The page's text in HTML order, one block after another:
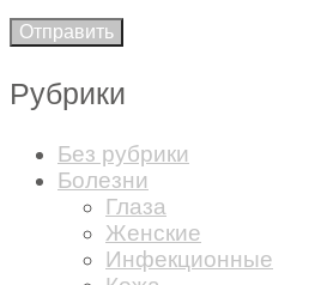
Рубрики
Без рубрики
Болезни
Глаза
Женские
Инфекционные